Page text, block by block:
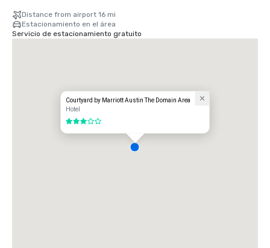
Distance from airport 16 mi
Estacionamiento en el área
Servicio de estacionamiento gratuito
Courtyard by Marriott Austin The Domain Area
Hotel
3 de 5